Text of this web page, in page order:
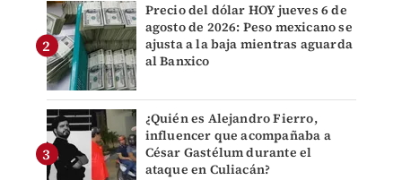
Precio del dólar HOY jueves 6 de
agosto de 2026: Peso mexicano se
ajusta a la baja mientras aguarda
al Banxico
¿Quién es Alejandro Fierro,
influencer que acompañaba a
César Gastélum durante el
ataque en Culiacán?